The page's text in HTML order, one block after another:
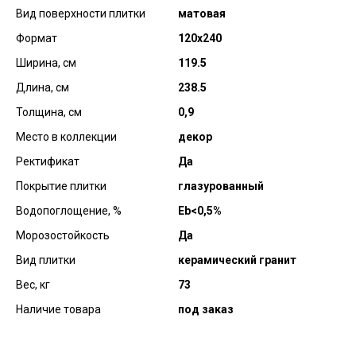
Вид поверхности плитки
матовая
Формат
120х240
Ширина, см
119.5
Длина, см
238.5
Толщина, см
0,9
Место в коллекции
декор
Ректификат
Да
Покрытие плитки
глазурованный
Водопоглощение, %
Еb<0,5%
Морозостойкость
Да
Вид плитки
керамический гранит
Вес, кг
73
Наличие товара
под заказ